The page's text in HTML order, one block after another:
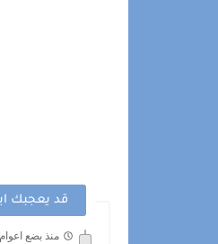
قد يعجبك
منذ بضع اعوام